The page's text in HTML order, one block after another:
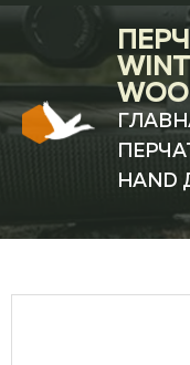
HAND